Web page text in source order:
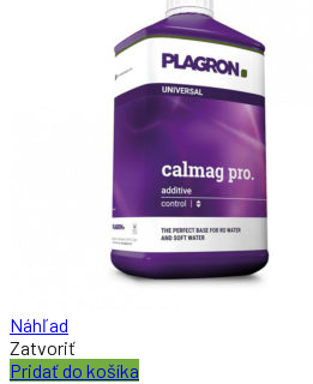
Náhľad
Zatvoriť
Pridať do košíka